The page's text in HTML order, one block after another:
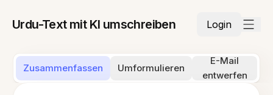
Urdu-Text mit KI umschreiben Login
Zusammenfassen Umformulieren
E-Mail
entwerfen